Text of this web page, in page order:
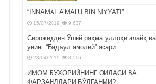
“INNAMAL A’MALU BIN NIYYATI”
15/07/2019 9,637
Сирожиддин Ўший раҳматуллоҳи алайҳ ва
унинг “Бадъул амолий” асари
23/04/2019 8,506
ИМОМ БУХОРИЙНИНГ ОИЛАСИ ВА
ФАРЗАНДЛАРИ БЎЛГАНМИ?